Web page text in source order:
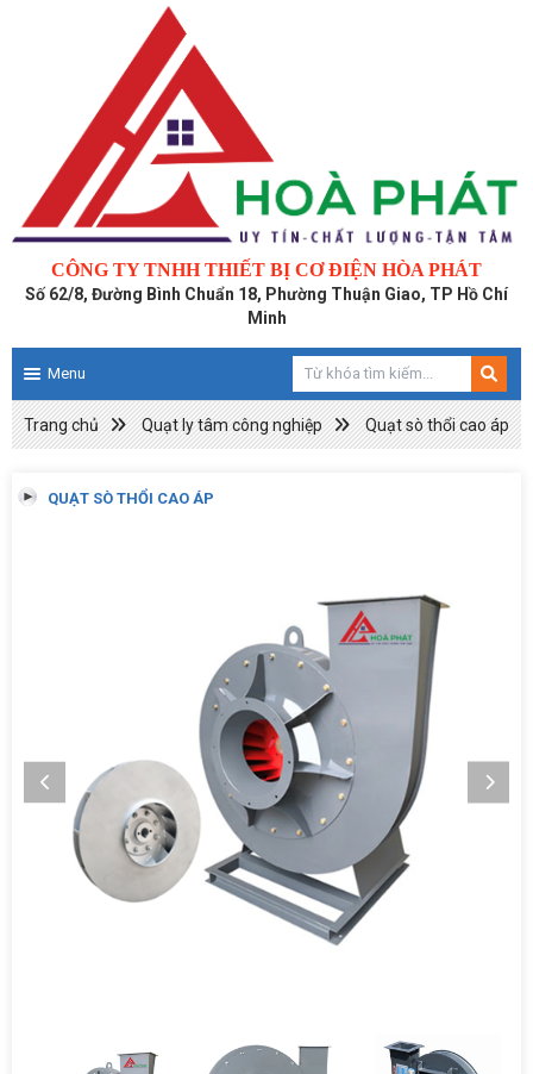
CÔNG TY TNHH THIẾT BỊ CƠ ĐIỆN HÒA PHÁT
Số 62/8, Đường Bình Chuẩn 18, Phường Thuận Giao, TP Hồ Chí
Minh
Menu
Trang chủ Quạt ly tâm công nghiệp Quạt sò thổi cao áp
QUẠT SÒ THỔI CAO ÁP